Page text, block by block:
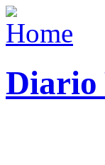
Diario